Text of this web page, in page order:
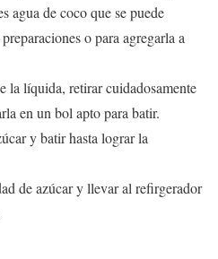
agua de coco que se puede
o para agregarla a
la líquida, retirar cuidadosamente
en un bol apto para batir.
y batir hasta lograr la
de azúcar y llevar al refirgerador